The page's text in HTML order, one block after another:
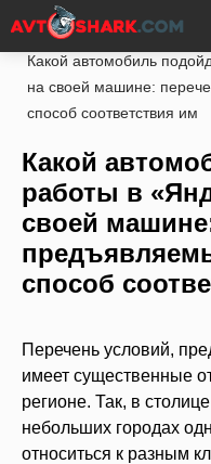
Главная Статьи
Какой автомобиль
на своей машине:
способ соответствия им
Какой
работы в
своей
способ
Перечень условий,
имеет существенные
регионе. Так, в
небольших городах
относиться к разным